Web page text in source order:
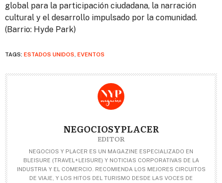
global para la participación ciudadana, la narración
cultural y el desarrollo impulsado por la comunidad.
(Barrio: Hyde Park)
TAGS: ESTADOS UNIDOS EVENTOS
NEGOCIOSYPLACER
EDITOR
NEGOCIOS Y PLACER ES UN MAGAZINE ESPECIALIZADO EN
BLEISURE (TRAVEL+LEISURE) Y NOTICIAS CORPORATIVAS DE LA
INDUSTRIA Y EL COMERCIO. RECOMIENDA LOS MEJORES CIRCUITOS
DE VIAJE, Y LOS HITOS DEL TURISMO DESDE LAS VOCES DE